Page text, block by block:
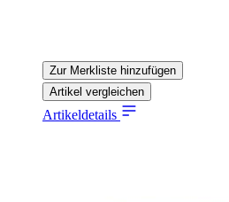
Zur Merkliste hinzufügen
Artikel vergleichen
Artikeldetails